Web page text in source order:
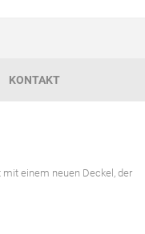
KONTAKT
mit einem neuen Deckel, der